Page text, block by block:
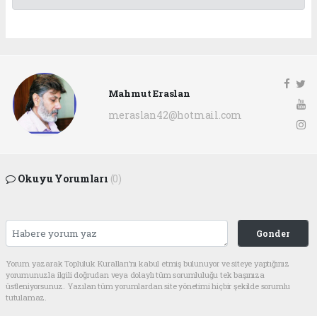
Mahmut Eraslan
meraslan42@hotmail.com
Okuyu Yorumları (0)
Gonder
Yorum yazarak Topluluk Kuralları’nı kabul etmiş bulunuyor ve siteye yaptığınız
yorumunuzla ilgili doğrudan veya dolaylı tüm sorumluluğu tek başınıza
üstleniyorsunuz. Yazılan tüm yorumlardan site yönetimi hiçbir şekilde sorumlu
tutulamaz.